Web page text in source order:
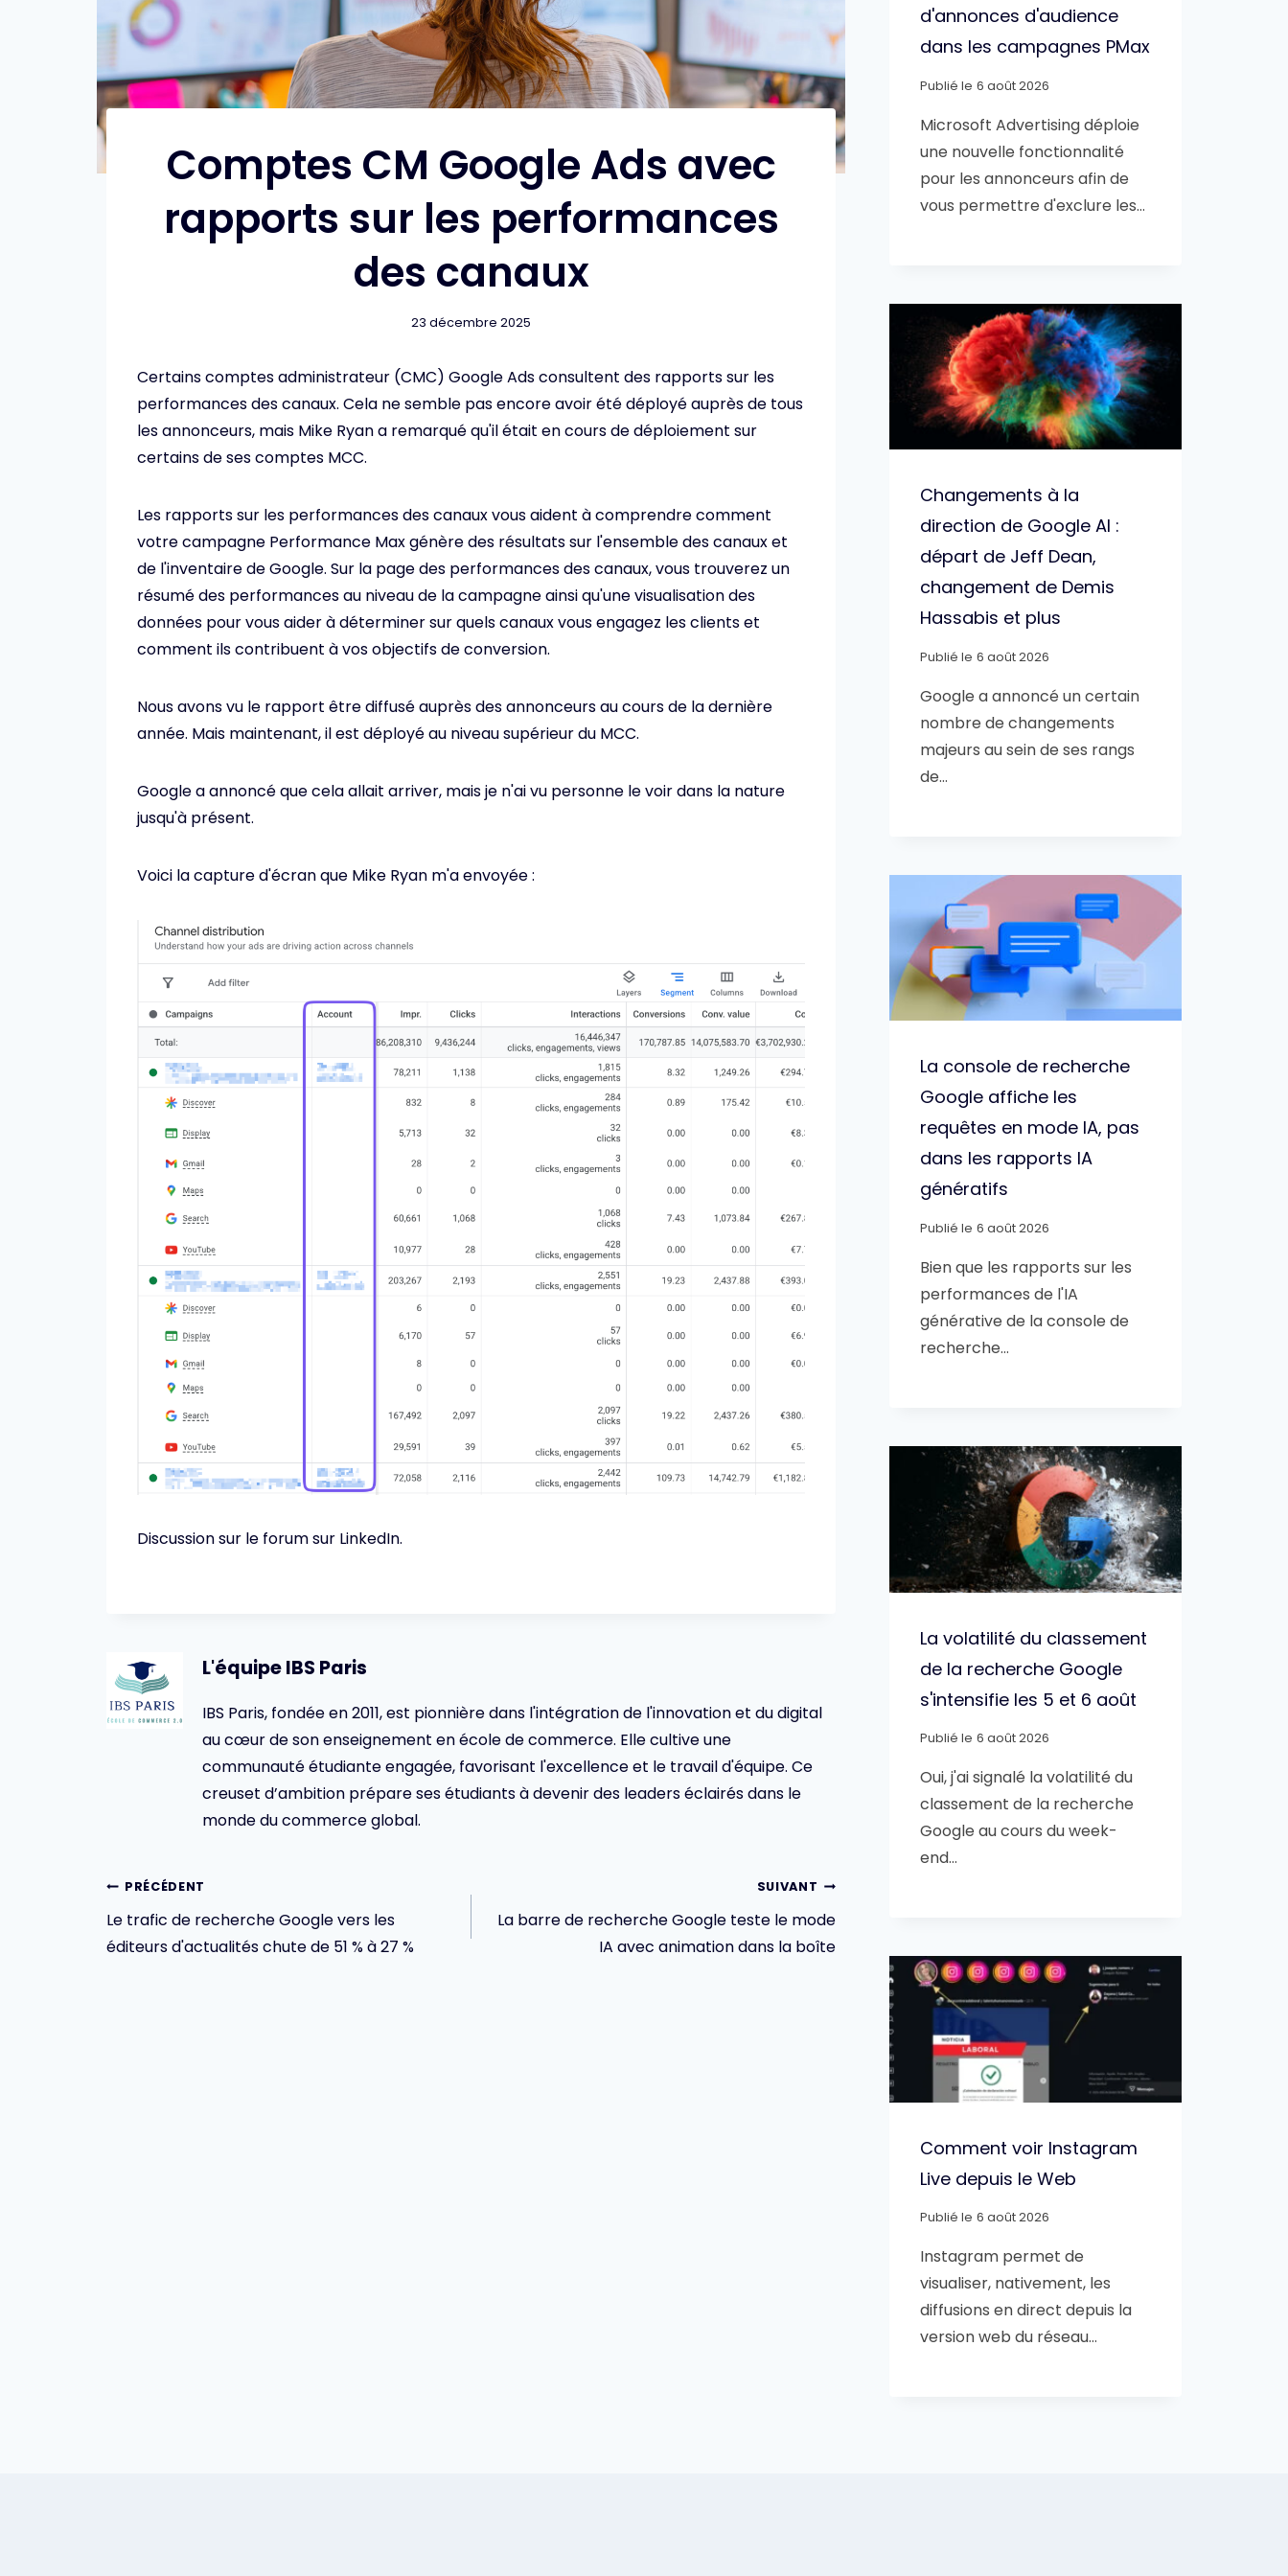
Comptes CM Google Ads avec
rapports sur les performances
des canaux
23 décembre 2025
Certains comptes administrateur (CMC) Google Ads consultent des rapports sur les
performances des canaux. Cela ne semble pas encore avoir été déployé auprès de tous
les annonceurs, mais Mike Ryan a remarqué qu'il était en cours de déploiement sur
certains de ses comptes MCC.
Les rapports sur les performances des canaux vous aident à comprendre comment
votre campagne Performance Max génère des résultats sur l'ensemble des canaux et
de l'inventaire de Google. Sur la page des performances des canaux, vous trouverez un
résumé des performances au niveau de la campagne ainsi qu'une visualisation des
données pour vous aider à déterminer sur quels canaux vous engagez les clients et
comment ils contribuent à vos objectifs de conversion.
Nous avons vu le rapport être diffusé auprès des annonceurs au cours de la dernière
année. Mais maintenant, il est déployé au niveau supérieur du MCC.
Google a annoncé que cela allait arriver, mais je n'ai vu personne le voir dans la nature
jusqu'à présent.
Voici la capture d'écran que Mike Ryan m'a envoyée :
Discussion sur le forum sur LinkedIn.
L'équipe IBS Paris
IBS Paris, fondée en 2011, est pionnière dans l'intégration de l'innovation et du digital
au cœur de son enseignement en école de commerce. Elle cultive une
communauté étudiante engagée, favorisant l'excellence et le travail d'équipe. Ce
creuset d’ambition prépare ses étudiants à devenir des leaders éclairés dans le
monde du commerce global.
Navigation
de
PRÉCÉDENT
Le trafic de recherche Google vers les
éditeurs d'actualités chute de 51 % à 27 %
SUIVANT
La barre de recherche Google teste le mode
IA avec animation dans la boîte
d'annonces d'audience
dans les campagnes PMax
Publié le 6 août 2026
Microsoft Advertising déploie
une nouvelle fonctionnalité
pour les annonceurs afin de
vous permettre d'exclure les…
Changements à la
direction de Google AI :
départ de Jeff Dean,
changement de Demis
Hassabis et plus
Publié le 6 août 2026
Google a annoncé un certain
nombre de changements
majeurs au sein de ses rangs
de…
La console de recherche
Google affiche les
requêtes en mode IA, pas
dans les rapports IA
génératifs
Publié le 6 août 2026
Bien que les rapports sur les
performances de l'IA
générative de la console de
recherche…
La volatilité du classement
de la recherche Google
s'intensifie les 5 et 6 août
Publié le 6 août 2026
Oui, j'ai signalé la volatilité du
classement de la recherche
Google au cours du week-
end…
Comment voir Instagram
Live depuis le Web
Publié le 6 août 2026
Instagram permet de
visualiser, nativement, les
diffusions en direct depuis la
version web du réseau…